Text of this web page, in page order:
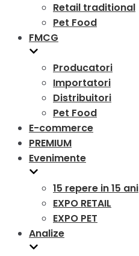
Retail traditional
Pet Food
FMCG
Producatori
Importatori
Distribuitori
Pet Food
E-commerce
PREMIUM
Evenimente
15 repere in 15 ani
EXPO RETAIL
EXPO PET
Analize